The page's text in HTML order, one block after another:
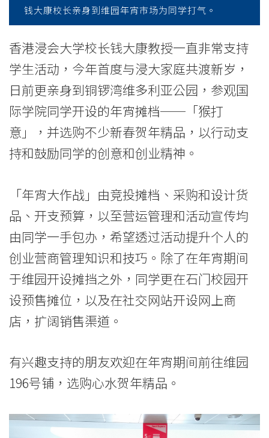
年
宵
「猴
打
意」
学
院
消
息
国
学
钱大康校长亲身到维园年宵市场为同学打气。
香港浸会大学校长钱大康教授一直非常支持
学生活动，今年首度与浸大家庭共渡新岁，
日前更亲身到铜锣湾维多利亚公园，参观国
际学院同学开设的年宵摊档──「猴打
意」，并选购不少新春贺年精品，以行动支
持和鼓励同学的创意和创业精神。
「年宵大作战」由竞投摊档、采购和设计货
品、开支预算，以至营运管理和活动宣传均
由同学一手包办，希望透过活动提升个人的
创业营商管理知识和技巧。除了在年宵期间
于维园开设摊挡之外，同学更在石门校园开
设预售摊位，以及在社交网站开设网上商
店，扩阔销售渠道。
有兴趣支持的朋友欢迎在年宵期间前往维园
196号铺，选购心水贺年精品。